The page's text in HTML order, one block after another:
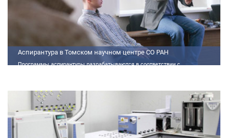
Аспирантура в Томском научном центре СО РАН
Программы аспирантуры разрабатываются в соответствии с